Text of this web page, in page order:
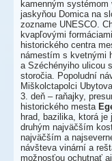
kamenným
jaskyňou Domica na
zozname UNESCO.
kvapľovými
historického centra
námestím s kvetnými
a Széchényiho ulicou
storočia. Popoludní
Miškolctapolci
3. deň – raňajky,
historického mesta
hrad, bazilika, ktorá
druhým najväčším
najväčším a
návšteva vinární a
možnosťou ochutnať